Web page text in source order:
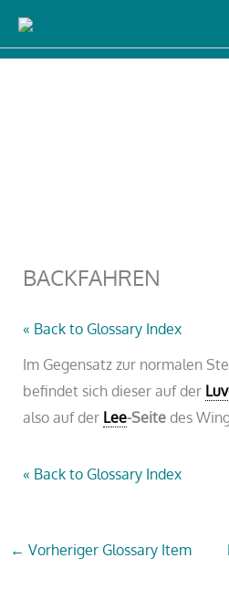
Start
BACKFAHREN
« Back to Glossary Index
Im Gegensatz zur normalen
befindet sich dieser auf der Luv
also auf der Lee-Seitedes
« Back to Glossary Index
← Vorheriger Glossary Item